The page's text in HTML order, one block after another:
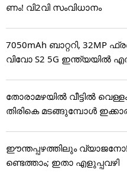
ണം! വി2വി സംവിധാനം
7050mAh ബാറ്ററി, 32MP
വിവോ S2 5G ഇന്ത്യയിൽ
തോരാമഴയിൽ വീട്ടിൽ
തിരികെ മടങ്ങുമ്പോൾ
ഈന്തപ്പഴത്തിലും
ണ്ടെത്താം; ഇതാ എളുപ്പവഴി